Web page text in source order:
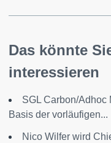
Das könnte
interessieren
SGL Carbon/Adhoc
Basis der vorläufigen...
Nico Wilfer wird